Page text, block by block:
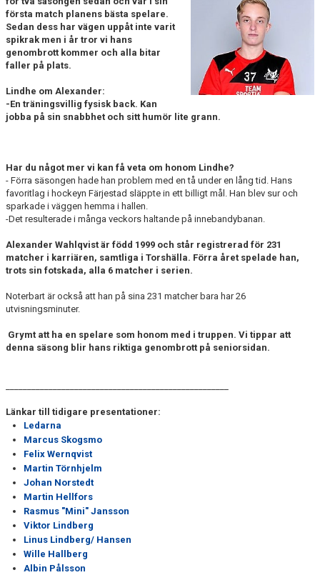
GÄSTBOK
KONTAKT
MATCHER
första match planens bästa spelare.
Sedan dess har vägen uppåt inte varit
spikrak men i år tror vi hans
genombrott kommer och alla bitar
faller på plats.
Lindhe om Alexander:
-En träningsvillig fysisk back. Kan
jobba på sin snabbhet och sitt humör lite grann.
Har du något mer vi kan få veta om honom Lindhe?
- Förra säsongen hade han problem med en tå under en lång tid. Hans
favoritlag i hockeyn Färjestad släppte in ett billigt mål. Han blev sur och
sparkade i väggen hemma i hallen.
-Det resulterade i många veckors haltande på innebandybanan.
Alexander Wahlqvist är född 1999 och står registrerad för 231
matcher i karriären, samtliga i Torshälla. Förra året spelade han,
trots sin fotskada, alla 6 matcher i serien.
Noterbart är också att han på sina 231 matcher bara har 26
utvisningsminuter.
Grymt att ha en spelare som honom med i truppen. Vi tippar att
denna säsong blir hans riktiga genombrott på seniorsidan.
Länkar till tidigare presentationer:
Ledarna
Marcus Skogsmo
Felix Wernqvist
Martin Törnhjelm
Johan Norstedt
Martin Hellfors
Rasmus "Mini" Jansson
Viktor Lindberg
Linus Lindberg/ Hansen
Wille Hallberg
Albin Pålsson